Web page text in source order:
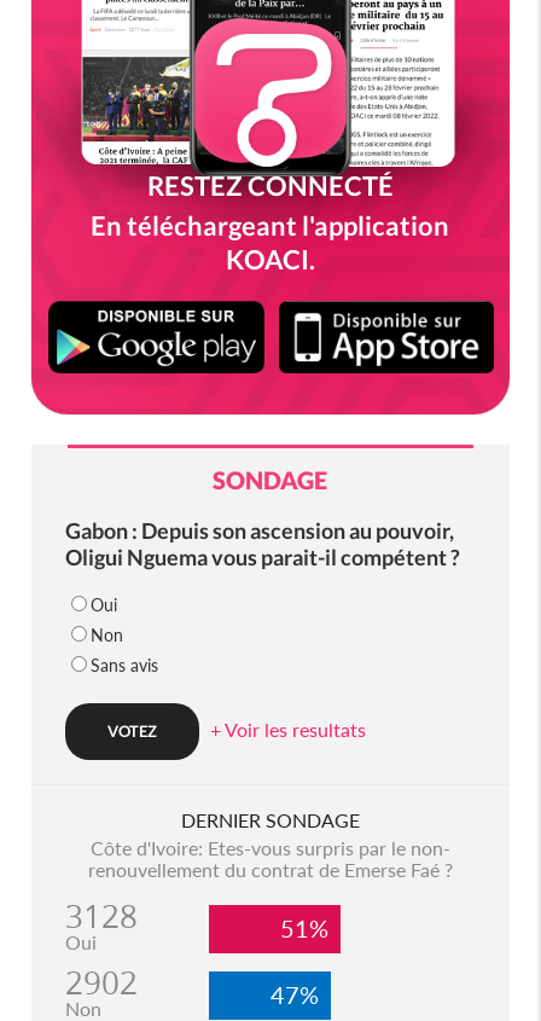
RESTEZ CONNECTÉ
En téléchargeant l'application
KOACI.
SONDAGE
Gabon : Depuis son ascension au pouvoir,
Oligui Nguema vous parait-il compétent ?
Oui
Non
Sans avis
+ Voir les resultats
DERNIER SONDAGE
Côte d'Ivoire: Etes-vous surpris par le non-
renouvellement du contrat de Emerse Faé ?
3128
Oui 51%
2902
Non 47%